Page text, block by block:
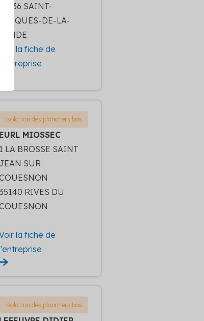
35136 SAINT-
JACQUES-DE-LA-
LANDE
Voir la fiche de
l'entreprise
Isolation des planchers bas
EURL MIOSSEC
1 LA BROSSE SAINT
SUR
RIVES DU
la fiche de
Isolation des planchers bas